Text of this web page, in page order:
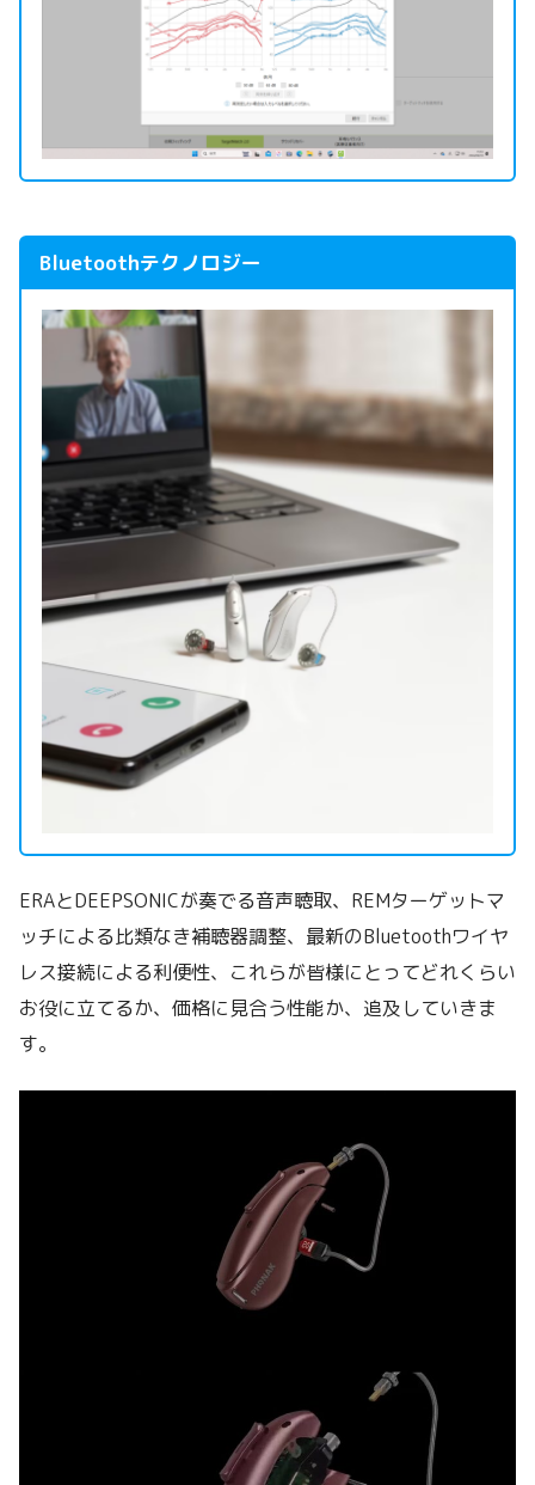
Bluetoothテクノロジー
ERAとDEEPSONICが奏でる音声聴取、REMターゲットマ
ッチによる比類なき補聴器調整、最新のBluetoothワイヤ
レス接続による利便性、これらが皆様にとってどれくらい
お役に立てるか、価格に見合う性能か、追及していきま
す。